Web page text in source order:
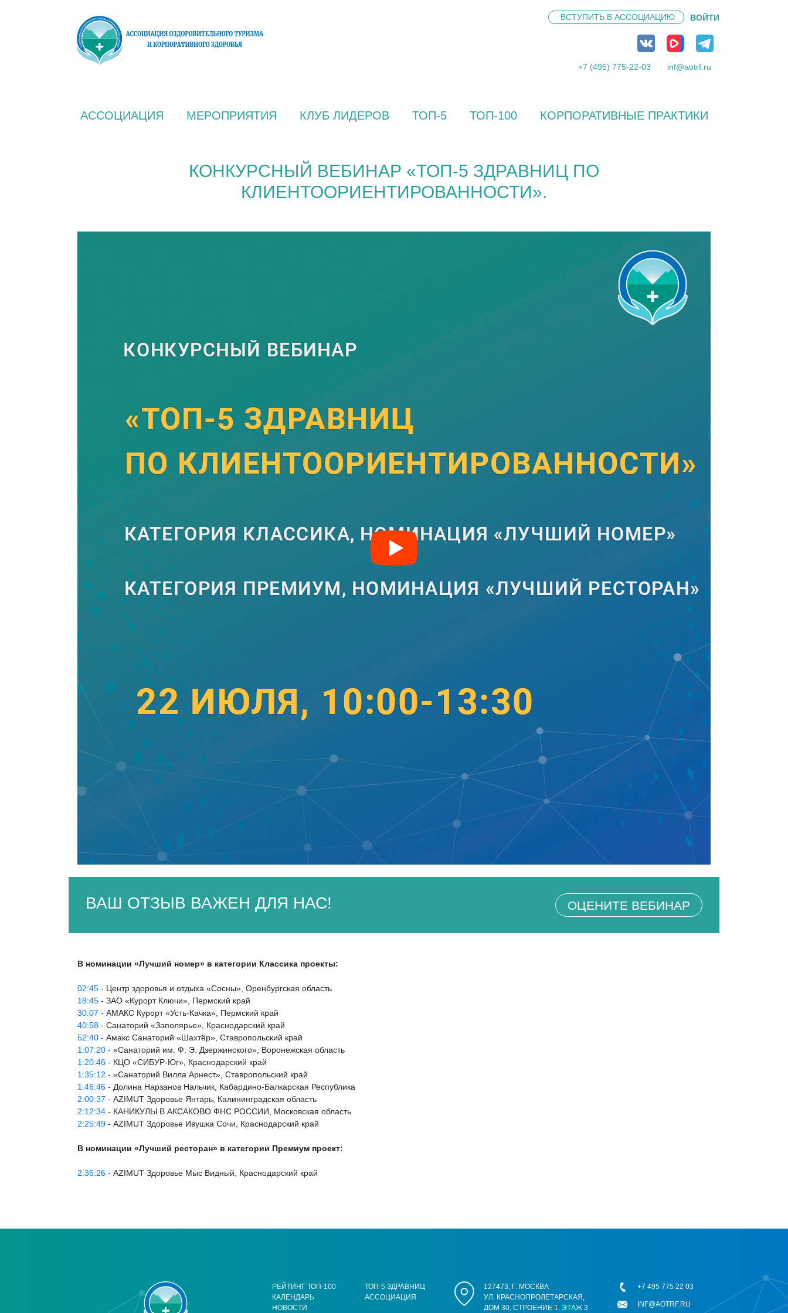
ВСТУПИТЬ В АССОЦИАЦИЮ ВОЙТИ
+7 (495) 775-22-03 inf@aotrf.ru
АССОЦИАЦИЯ МЕРОПРИЯТИЯ КЛУБ ЛИДЕРОВ ТОП-5 ТОП-100 КОРПОРАТИВНЫЕ ПРАКТИКИ
КОНКУРСНЫЙ ВЕБИНАР «ТОП-5 ЗДРАВНИЦ ПО
КЛИЕНТООРИЕНТИРОВАННОСТИ».
ВАШ ОТЗЫВ ВАЖЕН ДЛЯ НАС! ОЦЕНИТЕ ВЕБИНАР
В номинации «Лучший номер» в категории Классика проекты:
02:45 - Центр здоровья и отдыха «Сосны», Оренбургская область
18:45 - ЗАО «Курорт Ключи», Пермский край
30:07 - АМАКС Курорт «Усть-Качка», Пермский край
40:58 - Санаторий «Заполярье», Краснодарский край
52:40 - Амакс Санаторий «Шахтёр», Ставропольский край
1:07:20 - «Санаторий им. Ф. Э. Дзержинского», Воронежская область
1:20:46 - КЦО «СИБУР-Юг», Краснодарский край
1:35:12 - «Санаторий Вилла Арнест», Ставропольский край
1:46:46 - Долина Нарзанов Нальчик, Кабардино-Балкарская Республика
2:00:37 - AZIMUT Здоровье Янтарь, Калининградская область
2:12:34 - КАНИКУЛЫ В АКСАКОВО ФНС РОССИИ, Московская область
2:25:49 - AZIMUT Здоровье Ивушка Сочи, Краснодарский край
В номинации «Лучший ресторан» в категории Премиум проект:
2:36:26 - AZIMUT Здоровье Мыс Видный, Краснодарский край
РЕЙТИНГ ТОП-100
КАЛЕНДАРЬ
НОВОСТИ
ТОП-5 ЗДРАВНИЦ
АССОЦИАЦИЯ
127473, Г. МОСКВА
УЛ. КРАСНОПРОЛЕТАРСКАЯ,
ДОМ 30, СТРОЕНИЕ 1, ЭТАЖ 3
+7 495 775 22 03
INF@AOTRF.RU